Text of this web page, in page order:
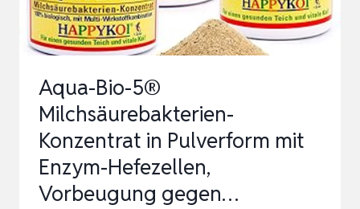
Aqua-Bio-5®
Milchsäurebakterien-
Konzentrat in Pulverform mit
Enzym-Hefezellen,
Vorbeugung gegen…